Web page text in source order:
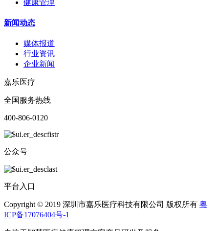
健康管理
新闻动态
媒体报道
行业资讯
企业新闻
嘉乐医疗
全国服务热线
400-806-0120
公众号
平台入口
Copyright © 2019 深圳市嘉乐医疗科技有限公司 版权所有 粤
ICP备17076404号-1